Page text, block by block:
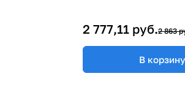
2 777,11 руб.2 863
В корзину